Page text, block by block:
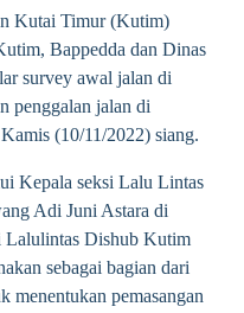
Kutai Timur (Kutim)
Bappedda dan Dinas
survey awal jalan di
penggalan jalan di
(10/11/2022) siang.
Kepala seksi Lalu Lintas
Adi Juni Astara di
Lalulintas Dishub Kutim
sebagai bagian dari
menentukan pemasangan